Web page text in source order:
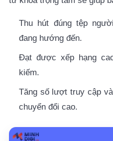
Thu hút đúng tệp
đang hướng đến.
Đạt được xếp hạng
kiếm.
Tăng số lượt truy cập
chuyển đổi cao.